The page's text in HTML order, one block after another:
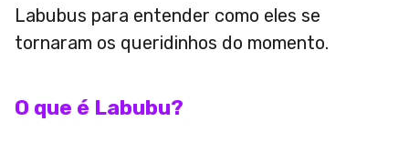
Labubus para entender como eles se
tornaram os queridinhos do momento.
O que é Labubu?